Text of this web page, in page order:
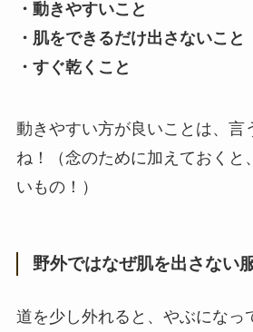
・動きやすいこと
・肌をできるだけ出さないこと
・すぐ乾くこと
動きやすい方が良いことは、言
ね！（念のために加えておくと
いもの！）
野外ではなぜ肌を出さない
道を少し外れると、やぶになっ